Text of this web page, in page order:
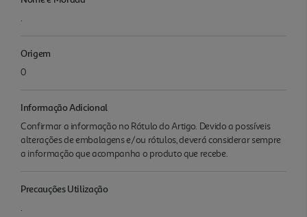
.
Origem
0
Informação Adicional
Confirmar a informação no Rótulo do Artigo. Devido a possíveis
alterações de embalagens e/ou rótulos, deverá considerar sempre
a informação que acompanha o produto que recebe.
Precauções Utilização
.